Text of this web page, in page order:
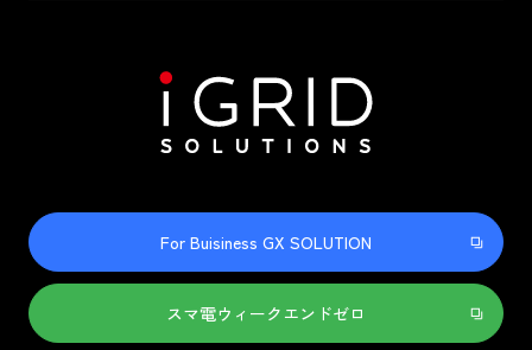
For Buisiness GX SOLUTION
スマ電ウィークエンドゼロ